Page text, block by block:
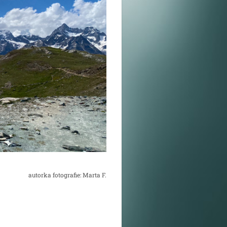
autorka fotografie: Marta F.